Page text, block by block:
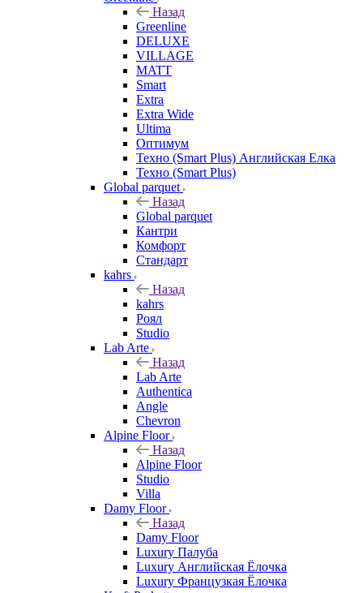
Назад
Greenline
DELUXE
VILLAGE
MATT
Smart
Extra
Extra Wide
Ultima
Оптимум
Техно (Smart Plus) Английская Елка
Техно (Smart Plus)
Global parquet
Назад
Global parquet
Кантри
Комфорт
Стандарт
kahrs
Назад
kahrs
Роял
Studio
Lab Arte
Назад
Lab Arte
Authentica
Angle
Chevron
Alpine Floor
Назад
Alpine Floor
Studio
Villa
Damy Floor
Назад
Damy Floor
Luxury Палуба
Luxury Английская Ёлочка
Luxury Французкая Ёлочка